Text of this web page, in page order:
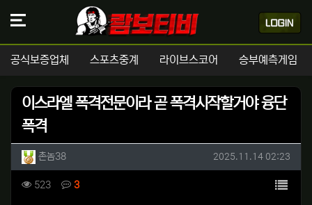
공식보증업체 스포츠중계 라이브스코어 승부예측게임
이스라엘 폭격전문이라 곧 폭격시작할거야 융단
폭격
작성자 정보
촌놈38작성 작성일
2025.11.14 02:23
컨텐츠 정보
523조회 3댓글 목록